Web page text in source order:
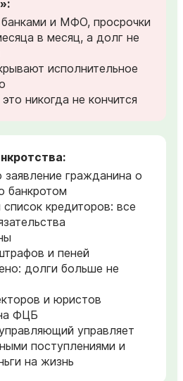
и МФО, просрочки
в месяц, а долг не
исполнительное
никогда не кончится
гражданина о
банкротом
кредиторов: все
и пеней
долги больше не
и юристов
ФЦБ
управляет
поступлениями и
на жизнь